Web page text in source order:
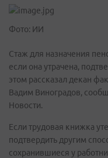
Фото: ИИ
Стаж для назначения
если она утрачена,
этом рассказал декан
Вадим Виноградов,
Новости.
Если трудовая книжка
подтвердить другим
сохранившиеся у